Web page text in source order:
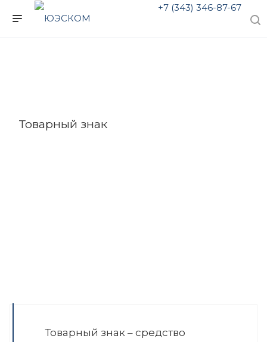
+7 (343) 346-87-67
Товарный знак
Товарный знак – средство